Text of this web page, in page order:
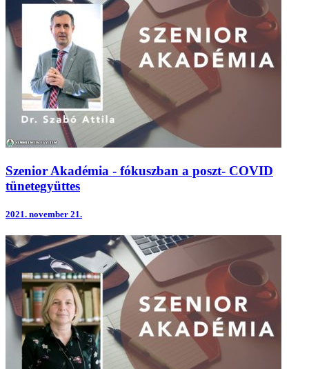
Szenior Akadémia - fókuszban a poszt- COVID
tünetegyüttes
2021. november 21.